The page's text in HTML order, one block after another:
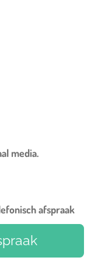
media.
afspraak